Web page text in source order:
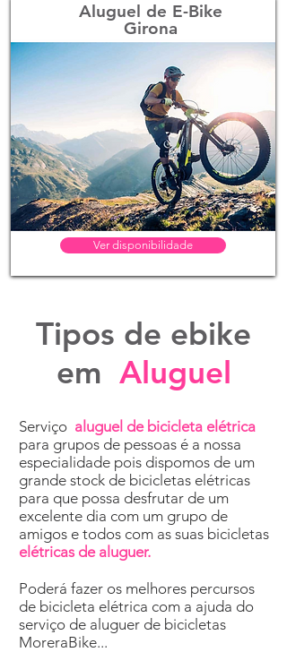
Aluguel de E-Bike
Girona
Ver disponibilidade
Tipos de ebike
em Aluguel
Serviço aluguel de bicicleta elétrica
para grupos de pessoas é a nossa
especialidade pois dispomos de um
grande stock de bicicletas elétricas
para que possa desfrutar de um
excelente dia com um grupo de
amigos e todos com as suas bicicletas
elétricas de aluguer.
Poderá fazer os melhores percursos
de bicicleta elétrica com a ajuda do
serviço de aluguer de bicicletas
MoreraBike...